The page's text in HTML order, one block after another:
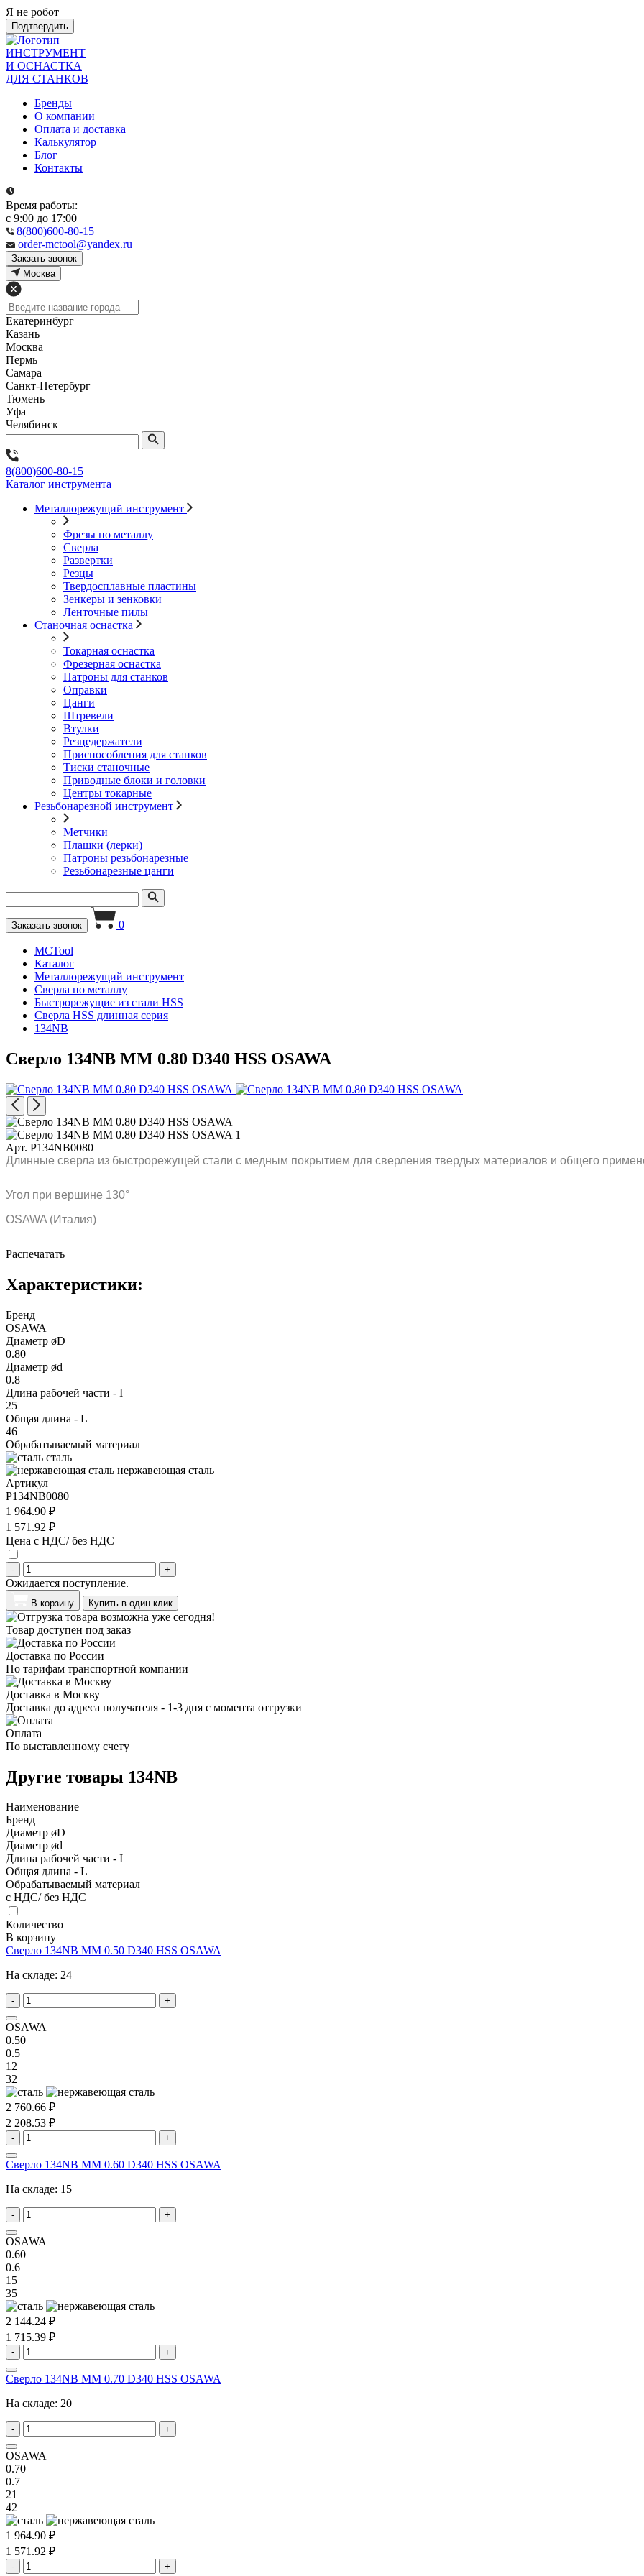
Я не робот
Подтвердить
ИНСТРУМЕНТ
И ОСНАСТКА
ДЛЯ СТАНКОВ
Бренды
О компании
Оплата и доставка
Калькулятор
Блог
Контакты
Время работы:
с 9:00 до 17:00
8(800)600-80-15
order-mctool@yandex.ru
Закзать звонок
Москва
Екатеринбург
Казань
Москва
Пермь
Самара
Санкт-Петербург
Тюмень
Уфа
Челябинск
8(800)600-80-15
Каталог инструмента
Металлорежущий инструмент
Фрезы по металлу
Сверла
Развертки
Резцы
Твердосплавные пластины
Зенкеры и зенковки
Ленточные пилы
Станочная оснастка
Токарная оснастка
Фрезерная оснастка
Патроны для станков
Оправки
Цанги
Штревели
Втулки
Резцедержатели
Приспособления для станков
Тиски станочные
Приводные блоки и головки
Центры токарные
Резьбонарезной инструмент
Метчики
Плашки (лерки)
Патроны резьбонарезные
Резьбонарезные цанги
Заказать звонок 0
MCTool
Каталог
Металлорежущий инструмент
Сверла по металлу
Быстрорежущие из стали HSS
Сверла HSS длинная серия
134NB
Сверло 134NB MM 0.80 D340 HSS OSAWA
Арт. P134NB0080
Длинные сверла из быстрорежущей стали с медным покрытием для сверления твердых материалов и общего
Угол при вершине 130°
OSAWA (Италия)
Распечатать
Характеристики:
Бренд
OSAWA
Диаметр øD
0.80
Диаметр ød
0.8
Длина рабочей части - I
25
Общая длина - L
46
Обрабатываемый материал
сталь
нержавеющая сталь
Артикул
P134NB0080
1 964.90 ₽
1 571.92 ₽
Цена с НДС/ без НДС
- +
Ожидается поступление.
В корзину Купить в один клик
Товар доступен под заказ
Доставка по России
По тарифам транспортной компании
Доставка в Москву
Доставка до адреса получателя - 1-3 дня с момента отгрузки
Оплата
По выставленному счету
Другие товары 134NB
Наименование
Бренд
Диаметр øD
Диаметр ød
Длина рабочей части - I
Общая длина - L
Обрабатываемый материал
с НДС/ без НДС
Количество
В корзину
Сверло 134NB MM 0.50 D340 HSS OSAWA
На складе: 24
- +
OSAWA
0.50
0.5
12
32
2 760.66 ₽
2 208.53 ₽
- +
Сверло 134NB MM 0.60 D340 HSS OSAWA
На складе: 15
- +
OSAWA
0.60
0.6
15
35
2 144.24 ₽
1 715.39 ₽
- +
Сверло 134NB MM 0.70 D340 HSS OSAWA
На складе: 20
- +
OSAWA
0.70
0.7
21
42
1 964.90 ₽
1 571.92 ₽
- +